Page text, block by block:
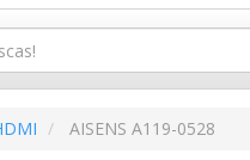
AISENS A119-0528